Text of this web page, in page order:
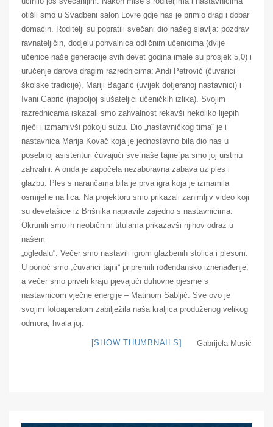
otišli smo u Svadbeni salon Lovre gdje nas je primio drag i dobar
domaćin. Roditelji su popratili svečani dio našeg slavlja: pozdrav
ravnateljičin, dodjelu pohvalnica odličnim učenicima (dvije
učenice naše generacije svih devet godina imale su prosjek 5,0) i
uručenje darova dragim razrednicima: Anđi Petrović (čuvarici
školske tradicije), Mariji Bagarić (uvijek dotjeranoj nastavnici) i
Ivani Gabrić (najboljoj slušateljici učeničkih izlika). Svojim
razrednicama iskazali smo zahvalnost rekavši nekoliko lijepih
riječi i izmamivši pokoju suzu. Dio „nastavničkog tima“ je i
nastavnica Marija Kovač koja je jednostavno bila dio nas u
posebnoj asistenturi čuvajući sve naše tajne pa smo joj uistinu
zahvalni. A onda je započela nezaboravna zabava uz ples i
glazbu. Ples s narančama bila je prva igra koja je izmamila
osmijehe na lica. Na projektoru smo prikazali zanimljiv video koji
su devetašice iz Brišnika napravile zajedno s nastavnicima.
Okrunili smo ih neobičnim titulama prikazavši njihov odraz u
našem
„ogledalu“. Večer smo nastavili igrom glazbenih stolica i plesom.
U ponoć smo „čuvarici tajni“ pripremili rođendansko iznenađenje,
a večer smo priveli kraju pjevajući duhovne pjesme s
nastavnicom vječne energije – Matinom Sabljić. Sve ovo je
svojim fotoaparatom zabilježila naša kraljica produženog velikog
odmora, hvala joj.
Gabrijela Musić
[SHOW THUMBNAILS]